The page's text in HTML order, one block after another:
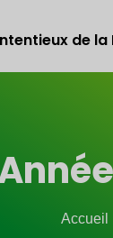
de la
Accueil